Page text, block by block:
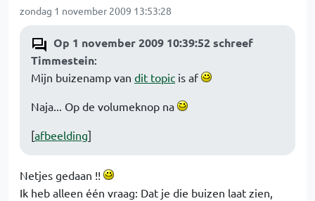
zondag 1 november 2009 13:53:28
Op 1 november 2009 10:39:52 schreef
Timmestein:
Mijn buizenamp van dit topic is af
Naja... Op de volumeknop na
[afbeelding]
Netjes gedaan !!
Ik heb alleen één vraag: Dat je die buizen laat zien,